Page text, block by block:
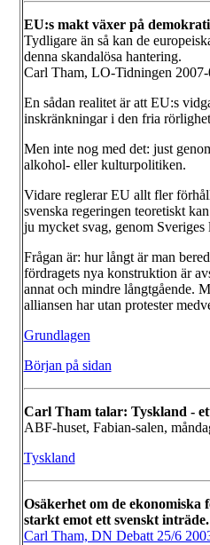
EU:s makt växer på
Tydligare än så kan de
denna skandalösa hantering.
Carl Tham, LO-Tidningen
En sådan realitet är att EU:s
inskränkningar i den fria
Men inte nog med det: just
alkohol- eller kulturpolitiken.
Vidare reglerar EU allt fler
svenska regeringen teoretiskt
ju mycket svag, genom
Frågan är: hur långt är man
fördragets nya konstruktion är
annat och mindre långtgående.
alliansen har utan protester
Grundlagen
Början på sidan
Carl Tham talar: Tyskland -
ABF-huset, Fabian-salen,
Tyskland
Osäkerhet om de
starkt emot ett svenskt inträde.
Carl Tham, DN Debatt 25/6